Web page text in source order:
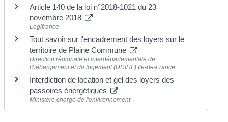
Article 140 de la loi n°2018-1021 du 23
novembre 2018
Legifrance
Tout savoir sur l'encadrement des loyers sur le
territoire de Plaine Commune
Direction régionale et interdépartementale de
l'hébergement et du logement (DRIHL) Ile-de-France
Interdiction de location et gel des loyers des
passoires énergétiques
Ministère chargé de l'environnement